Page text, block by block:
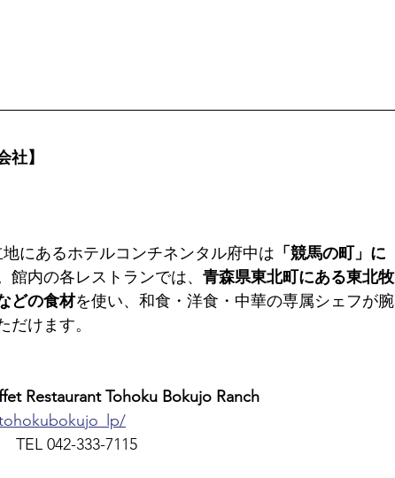
社】
にあるホテルコンチネンタル府中は 「競馬の町」に
館内の各レストランでは、 青森県東北町にある東北牧
どの食材を使い、和食・洋食・中華の専属シェフが腕
けます。
Restaurant Tohoku Bokujo Ranch
TEL 042-333-7115